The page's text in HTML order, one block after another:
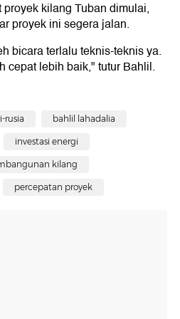
kilang Tuban dimulai,
proyek ini segera jalan.
bicara terlalu teknis-teknis ya.
cepat lebih baik," tutur Bahlil.
rusia bahlil lahadalia
investasi energi
kilang
percepatan proyek